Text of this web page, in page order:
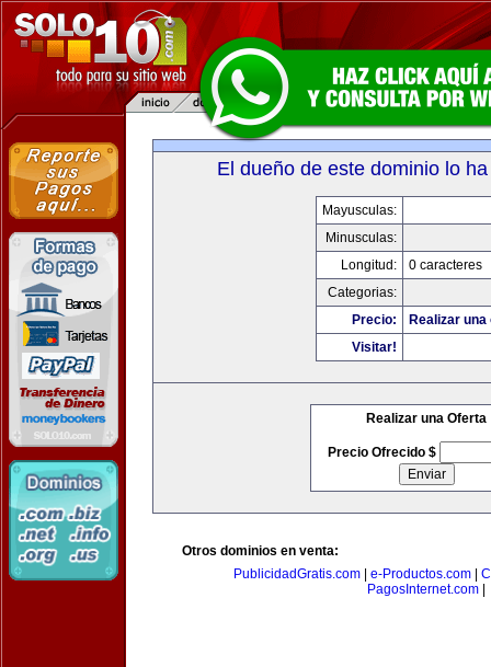
El dueño de este dominio lo
Mayusculas:
Minusculas:
Longitud:
0 caracteres
Categorias:
Precio:
Realizar
Visitar!
Realizar una Oferta
Precio Ofrecido $
Otros dominios en venta:
PublicidadGratis.com
e-Productos.com
PagosInternet.com